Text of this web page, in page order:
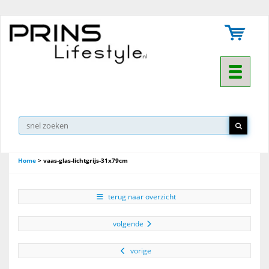
Toggle
Home > vaas-glas-lichtgrijs-31x79cm
terug naar overzicht
volgende
vorige